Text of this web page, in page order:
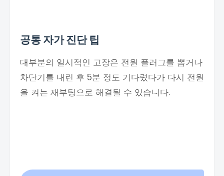
공통 자가 진단 팁
대부분의 일시적인 고장은 전원 플러그를 뽑거나
차단기를 내린 후 5분 정도 기다렸다가 다시 전원
을 켜는 재부팅으로 해결될 수 있습니다.